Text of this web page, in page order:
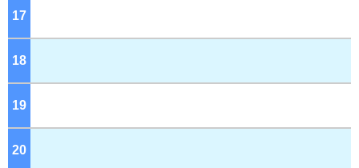
17
18
19
20